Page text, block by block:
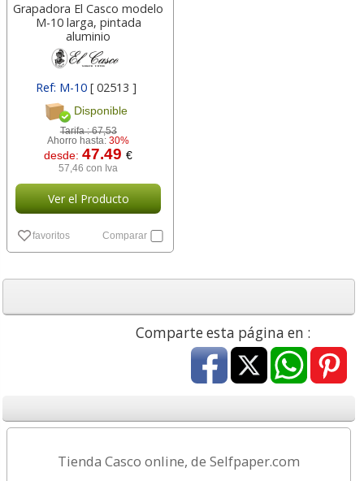
Grapadora El Casco modelo
M-10 larga, pintada
aluminio
Ref: M-10[ 02513 ]
Disponible
Tarifa :67,53
Ahorro hasta:30%
desde:47.49€
57,46 con Iva
Ver el Producto
favoritos Comparar
Comparte esta página en :
Tienda Casco online, de Selfpaper.com